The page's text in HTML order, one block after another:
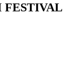
FESTIVAL